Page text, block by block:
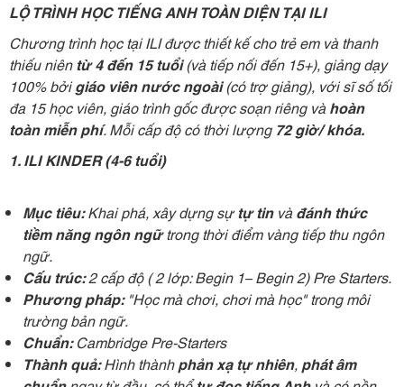
LỘ TRÌNH HỌC TIẾNG ANH TOÀN DIỆN TẠI ILI
Chương trình học tại ILI được thiết kế cho trẻ em và thanh
thiếu niêntừ 4 đến 15 tuổi(và tiếp nối đến 15+), giảng dạy
100% bởigiáo viên nước ngoài(có trợ giảng), với sĩ số tối
đa 15 học viên, giáo trình gốc được soạn riêng vàhoàn
toàn miễn phí. Mỗi cấp độ có thời lượng 72 giờ/ khóa.
1. ILI KINDER (4-6 tuổi)
Mục tiêu:Khai phá, xây dựng sựtự tinvàđánh thức
tiềm năng ngôn ngữtrong thời điểm vàng tiếp thu ngôn
ngữ.
Cấu trúc:2 cấp độ ( 2 lớp: Begin 1– Begin 2) Pre Starters.
Phương pháp:"Học mà chơi, chơi mà học" trong môi
trường bản ngữ.
Chuẩn:Cambridge Pre-Starters
Thành quả:Hình thànhphản xạ tự nhiên, phát âm